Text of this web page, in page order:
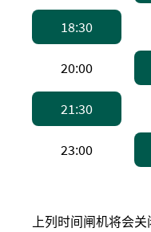
18:30下午
20:00下午8:00
21:30下午
23:00下午
上列时间闸机将会